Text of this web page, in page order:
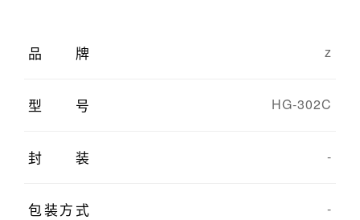
品牌 z
型号 HG-302C
封装 -
包装方式 -